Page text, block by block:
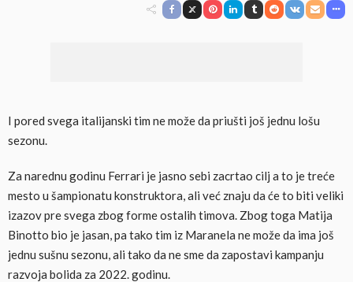
I pored svega italijanski tim ne može da priušti još jednu lošu
sezonu.
Za narednu godinu Ferrari je jasno sebi zacrtao cilj a to je treće
mesto u šampionatu konstruktora, ali već znaju da će to biti veliki
izazov pre svega zbog forme ostalih timova. Zbog toga Matija
Binotto bio je jasan, pa tako tim iz Maranela ne može da ima još
jednu sušnu sezonu, ali tako da ne sme da zapostavi kampanju
razvoja bolida za 2022. godinu.